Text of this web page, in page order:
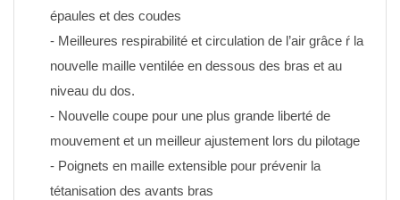
épaules et des coudes
- Meilleures respirabilité et circulation de l’air grâce ŕ la
nouvelle maille ventilée en dessous des bras et au
niveau du dos.
- Nouvelle coupe pour une plus grande liberté de
mouvement et un meilleur ajustement lors du pilotage
- Poignets en maille extensible pour prévenir la
tétanisation des avants bras